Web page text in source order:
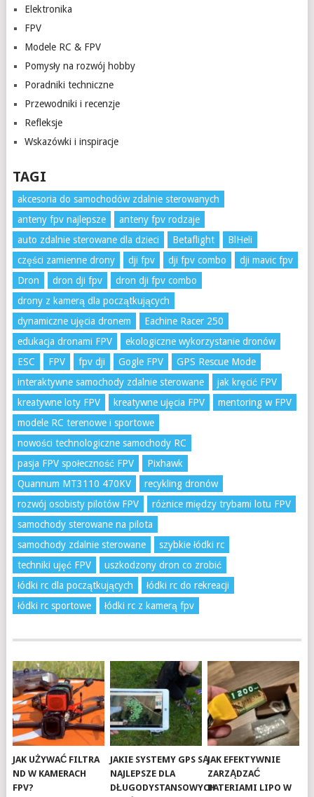
Elektronika
FPV
Modele RC & FPV
Pomysły na rozwój hobby
Poradniki techniczne
Przewodniki i recenzje
Refleksje
Wskazówki i inspiracje
TAGI
akcesoria do samochodów zdalnie sterowanych
anteny fpv najlepsze
anteny fpv rodzaje
auto zdalnie sterowane dla dzieci
Betaflight
BlHeli
części zamienne drony
dji fpv dji fpv combo
dji mavic fpv
Dron
dron dji fpv
dron dji fpv combo
drony z kamerą dla początkujących
dynamiczne ujęcia dronem
Eachine Racer 250
edukacja dronami FPV
ekologiczne wykorzystanie dronów
ESC
FPV fpv dji Gogle FPV
GPS Rescue Mode
interaktywne samochody zdalnie sterowane
jak kręcić FPV
kreatywne loty FPV
kreatywne ujęcia FPV
mentoring w FPV
modele RC terenowe i sportowe
nowości technologiczne samochody RC
pasja FPV społeczność FPV
Pixhawk
Quannum MT3110 470KV
recykling dronów
rozwój osobisty pilotów FPV
różnice między trybami lotu FPV
samochody sterowane na pilota
samochody zdalnie sterowane
szybkie łódki rc
techniki ujęć FPV
uszkodzony dron co zrobić
łódki rc dla początkujących
łódki rc do rekreacji
łódki rc sportowe
łódki rc z kamerą fpv
JAK UŻYWAĆ FILTRA
ND W KAMERACH
FPV?
JAKIE SYSTEMY GPS SĄ
NAJLEPSZE DLA
DŁUGODYSTANSOWYCH
JAK EFEKTYWNIE
ZARZĄDZAĆ
BATERIAMI LIPO W